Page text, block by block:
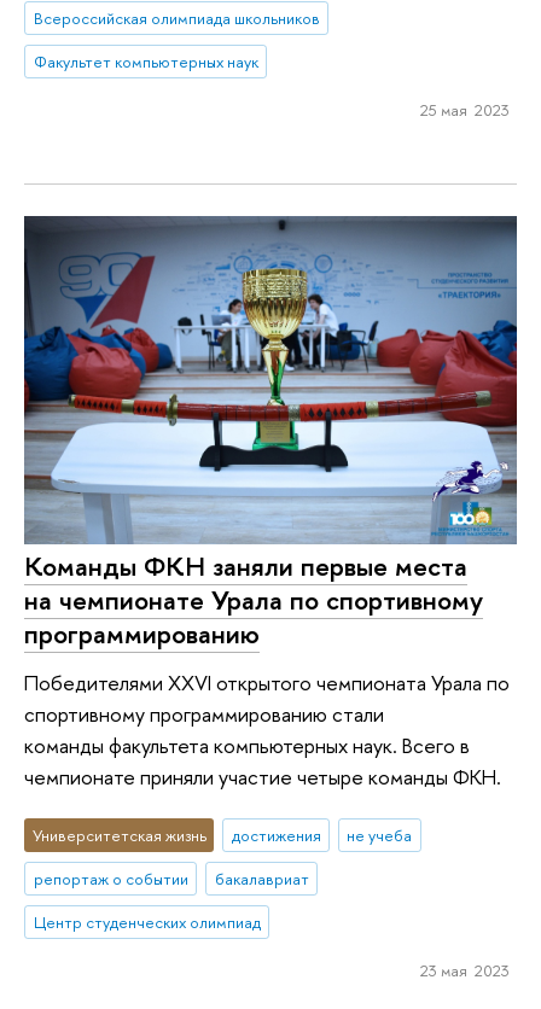
Всероссийская олимпиада школьников
Факультет компьютерных наук
25 мая 2023
Команды ФКН заняли первые места
на чемпионате Урала по спортивному
программированию
Победителями XXVI открытого чемпионата Урала по
спортивному программированию стали
команды факультета компьютерных наук. Всего в
чемпионате приняли участие четыре команды ФКН.
Университетская жизнь достижения
не учеба
репортаж о событии
бакалавриат
Центр студенческих олимпиад
23 мая 2023